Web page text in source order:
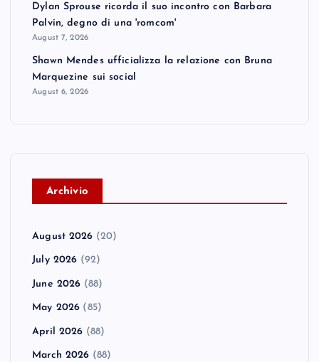
Dylan Sprouse ricorda il suo incontro con Barbara
Palvin, degno di una 'romcom'
August 7, 2026
Shawn Mendes ufficializza la relazione con Bruna
Marquezine sui social
August 6, 2026
Archivio
August 2026 (20)
July 2026 (92)
June 2026 (88)
May 2026 (85)
April 2026 (88)
March 2026 (88)